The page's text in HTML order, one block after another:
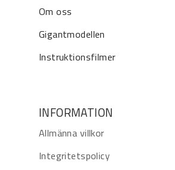
Om oss
Gigantmodellen
Instruktionsfilmer
INFORMATION
Allmänna villkor
Integritetspolicy